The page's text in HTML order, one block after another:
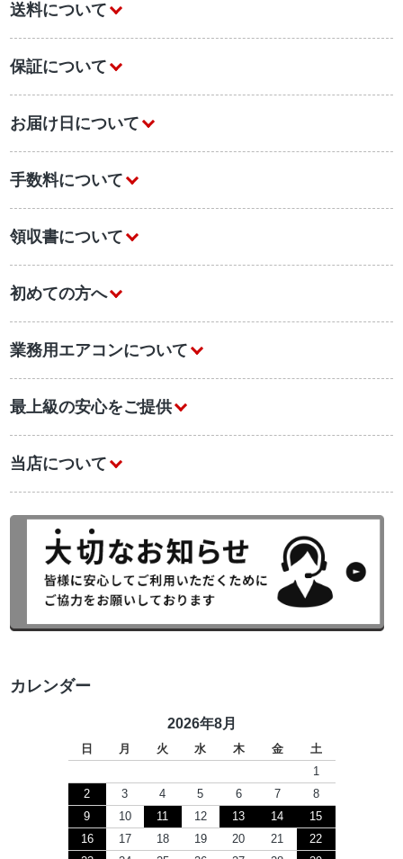
送料について
保証について
お届け日について
手数料について
領収書について
初めての方へ
業務用エアコンについて
最上級の安心をご提供
当店について
カレンダー
2026年8月
日 月 火 水 木 金
土
1
2
3 4 5 6 7
8
9
10 11 12 13 14
15
16
17 18 19 20 21
22